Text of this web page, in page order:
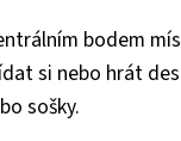
bodem
si nebo hrát
sošky.